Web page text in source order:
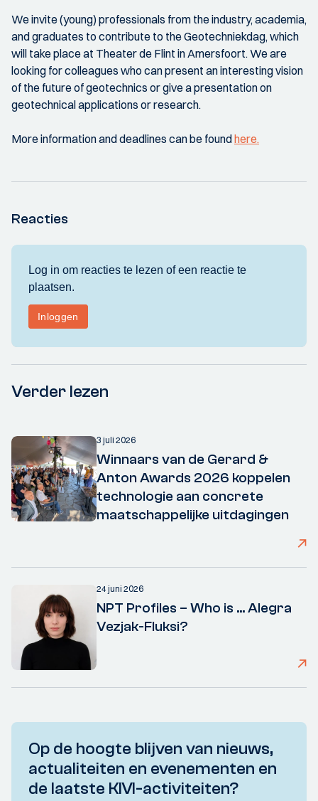
We invite (young) professionals from the industry, academia,
and graduates to contribute to the Geotechniekdag, which
will take place at Theater de Flint in Amersfoort. We are
looking for colleagues who can present an interesting vision
of the future of geotechnics or give a presentation on
geotechnical applications or research.
More information and deadlines can be foundhere.
Reacties
Verder lezen
3 juli 2026
Winnaars van de Gerard &
Anton Awards 2026 koppelen
technologie aan concrete
maatschappelijke uitdagingen
24 juni 2026
NPT Profiles – Who is ... Alegra
Vezjak-Fluksi?
Op de hoogte blijven van nieuws,
actualiteiten en evenementen en
de laatste KIVI-activiteiten?